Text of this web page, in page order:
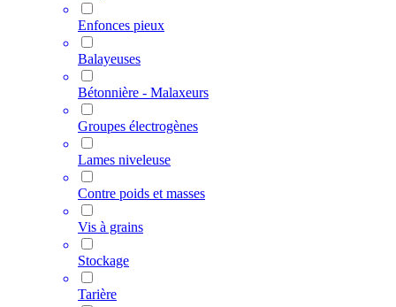
Enfonces pieux
Balayeuses
Bétonnière - Malaxeurs
Groupes électrogènes
Lames niveleuse
Contre poids et masses
Vis à grains
Stockage
Tarière